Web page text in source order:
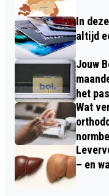
In
altijd
Jouw
het
Wat
– en